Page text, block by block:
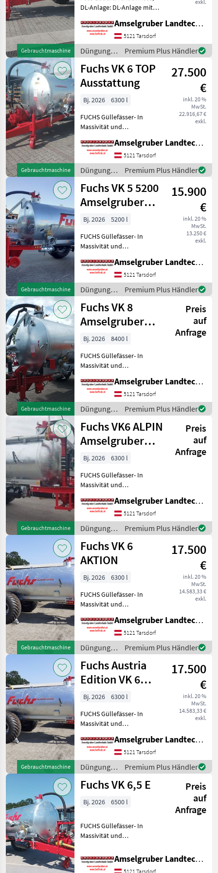
Gebrauchtmaschine
exkl.
DL-Anlage: DL-Anlage mit
Füllstandsanzeiger mit
Schwimmer, ALB-Regler,
Verstellbare Achse ,
Möschaverteiler,
Hydraulischer Sc
Amselgruber Landtechnik GmbH
5121 Tarsdorf
Düngung
und
Beregnung
/ Fuchs
Premium Plus Händler
Gebrauchtmaschine
Fuchs VK 6 TOP
Ausstattung
27.500
€
inkl. 20 %
MwSt.
22.916,67 €
exkl.
Bj. 2026
6300 l
FUCHS Güllefässer- In
Massivität und
(Stärkste Materialstärken +
Beste Materialen und Beste
Komponenten der
führenden TOP Hersteller!)
Sei
Amselgruber Landtechnik GmbH
5121 Tarsdorf
Düngung
und
Beregnung
/ Fuchs
Premium Plus Händler
Gebrauchtmaschine
Fuchs VK 5 5200
Amselgruber
Edition
15.900
€
inkl. 20 %
MwSt.
13.250 €
exkl.
Bj. 2026
5200 l
FUCHS Güllefässer- In
Massivität und
(Stärkste Materialstärken +
Beste Materialen und Beste
Komponenten der
führenden TOP Hersteller!)
Sei
Amselgruber Landtechnik GmbH
5121 Tarsdorf
Düngung
und
Beregnung
/ Fuchs
Premium Plus Händler
Gebrauchtmaschine
Fuchs VK 8
Amselgruber
Edition 1 Achs
Preis
auf
Anfrage
Bj. 2026
8400 l
FUCHS Güllefässer- In
Massivität und
(Stärkste Materialstärken +
Beste Materialen und Beste
Komponenten der
führenden TOP Hersteller!)
Sei
Amselgruber Landtechnik GmbH
5121 Tarsdorf
Düngung
und
Beregnung
/ Fuchs
Premium Plus Händler
Gebrauchtmaschine
Fuchs VK6 ALPIN
Amselgruber
Edition
Preis
auf
Anfrage
Bj. 2026
6300 l
FUCHS Güllefässer- In
Massivität und
(Stärkste Materialstärken +
Beste Materialen und Beste
Komponenten der
führenden TOP Hersteller!)
Sei
Amselgruber Landtechnik GmbH
5121 Tarsdorf
Düngung
und
Beregnung
/ Fuchs
Premium Plus Händler
Gebrauchtmaschine
Fuchs VK 6
AKTION
17.500
€
inkl. 20 %
MwSt.
14.583,33 €
exkl.
Bj. 2026
6300 l
FUCHS Güllefässer- In
Massivität und
(Stärkste Materialstärken +
Beste Materialen und Beste
Komponenten der
führenden TOP Hersteller!)
Sei
Amselgruber Landtechnik GmbH
5121 Tarsdorf
Düngung
und
Beregnung
/ Fuchs
Premium Plus Händler
Gebrauchtmaschine
Fuchs Austria
Edition VK 6
6300 Liter
Einachs TOP
17.500
€
inkl. 20 %
MwSt.
14.583,33 €
exkl.
Bj. 2026
6300 l
FUCHS Güllefässer- In
Massivität und
(Stärkste Materialstärken +
Beste Materialen und Beste
Komponenten der
führenden TOP Hersteller!)
Sei
Amselgruber Landtechnik GmbH
5121 Tarsdorf
Düngung
und
Beregnung
Premium Plus Händler
Fuchs VK 6,5 E
Preis
auf
Anfrage
Bj. 2026 6500 l
FUCHS Güllefässer- In
Massivität und
(Stärkste Materialstärken +
Beste Materialen und Beste
Amselgruber Landtechnik GmbH
5121 Tarsdorf